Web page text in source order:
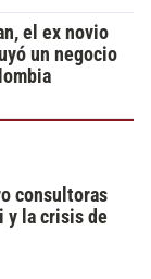
el ex novio
un negocio
consultoras
y la crisis de